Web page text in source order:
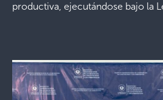
productiva, ejecutándose bajo la